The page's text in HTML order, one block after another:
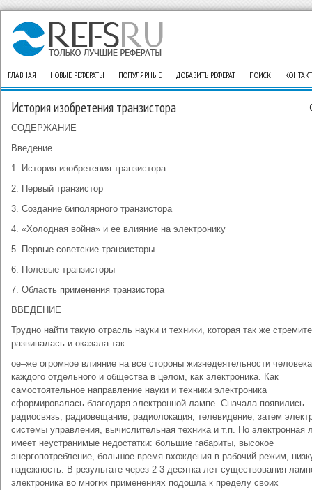
ГЛАВНАЯ НОВЫЕ РЕФЕРАТЫ ПОПУЛЯРНЫЕ ДОБАВИТЬ РЕФЕРАТ ПОИСК
История изобретения транзистора
СОДЕРЖАНИЕ
Введение
1. История изобретения транзистора
2. Первый транзистор
3. Создание биполярного транзистора
4. «Холодная война» и ее влияние на электронику
5. Первые советские транзисторы
6. Полевые транзисторы
7. Область применения транзистора
ВВЕДЕНИЕ
Трудно найти такую отрасль науки и техники, которая так же
развивалась и оказала так
ое–же огромное влияние на все стороны жизнедеятельности
каждого отдельного и общества в целом, как электроника. Как
самостоятельное направление науки и техники электроника
сформировалась благодаря электронной лампе. Сначала появились
радиосвязь, радиовещание, радиолокация, телевидение, затем
системы управления, вычислительная техника и т.п. Но электронная
имеет неустранимые недостатки: большие габариты, высокое
энергопотребление, большое время вхождения в рабочий режим,
надежность. В результате через 2-3 десятка лет существования
электроника во многих применениях подошла к пределу своих